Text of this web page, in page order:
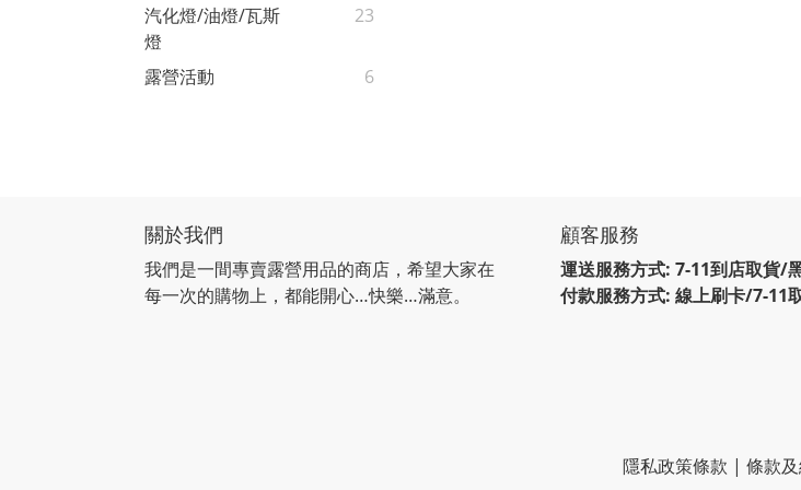
汽化燈/油燈/瓦斯
燈
23
露營活動 6
關於我們
我們是一間專賣露營用品的商店，希望大家在
每一次的購物上，都能開心…快樂…滿意。
顧客服務
運送服務方式: 7-11到店取貨/
付款服務方式: 線上刷卡/7-11
隱私政策條款 | 條款